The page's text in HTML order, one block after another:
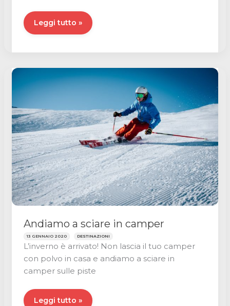
Come
occuparsi
viaggio?
Leggi tutto »
Andiamo a sciare in camper
13 GENNAIO 2020 DESTINAZIONI
L’inverno è arrivato! Non lascia il tuo camper
con polvo in casa e andiamo a sciare in
camper sulle piste
Andiamo
Leggi tutto »